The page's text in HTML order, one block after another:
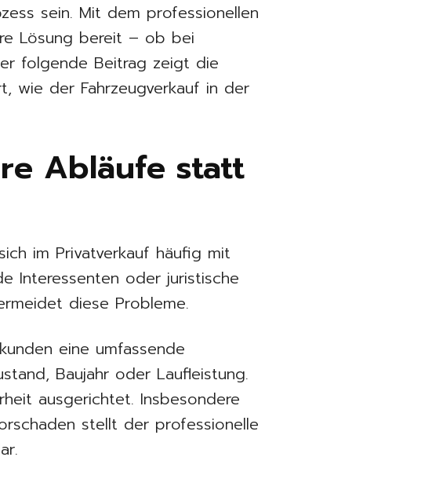
sein. Mit dem professionellen
Lösung bereit – ob bei
folgende Beitrag zeigt die
wie der Fahrzeugverkauf in der
Abläufe statt
im Privatverkauf häufig mit
Interessenten oder juristische
diese Probleme.
eine umfassende
Baujahr oder Laufleistung.
ausgerichtet. Insbesondere
stellt der professionelle